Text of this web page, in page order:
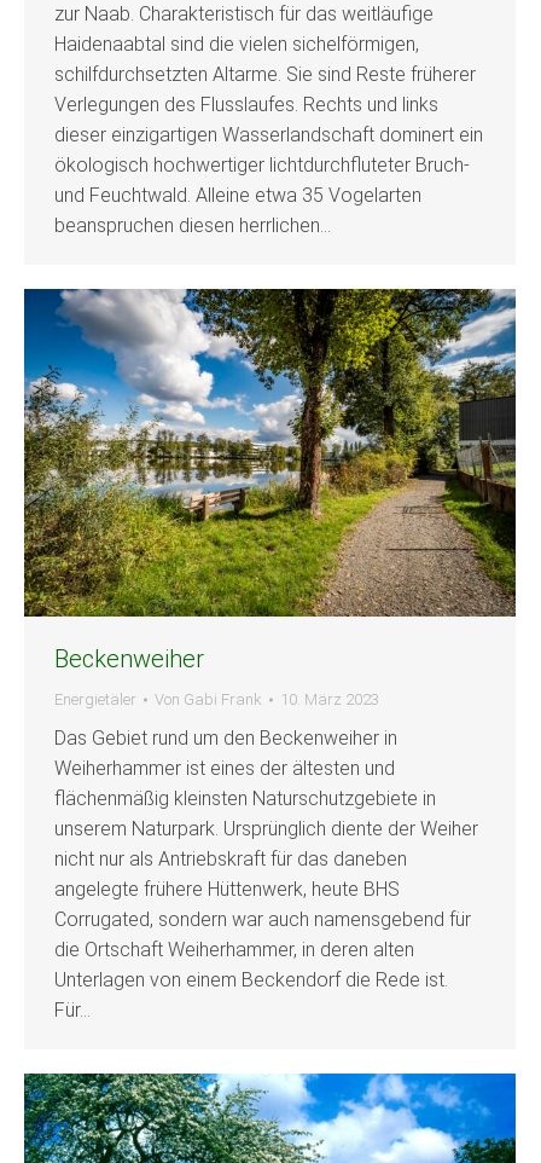
zur Naab. Charakteristisch für das weitläufige
Haidenaabtal sind die vielen sichelförmigen,
schilfdurchsetzten Altarme. Sie sind Reste früherer
Verlegungen des Flusslaufes. Rechts und links
dieser einzigartigen Wasserlandschaft dominert ein
ökologisch hochwertiger lichtdurchfluteter Bruch-
und Feuchtwald. Alleine etwa 35 Vogelarten
beanspruchen diesen herrlichen…
Beckenweiher
Energietäler Von Gabi Frank 10. März 2023
Das Gebiet rund um den Beckenweiher in
Weiherhammer ist eines der ältesten und
flächenmäßig kleinsten Naturschutzgebiete in
unserem Naturpark. Ursprünglich diente der Weiher
nicht nur als Antriebskraft für das daneben
angelegte frühere Hüttenwerk, heute BHS
Corrugated, sondern war auch namensgebend für
die Ortschaft Weiherhammer, in deren alten
Unterlagen von einem Beckendorf die Rede ist.
Für…